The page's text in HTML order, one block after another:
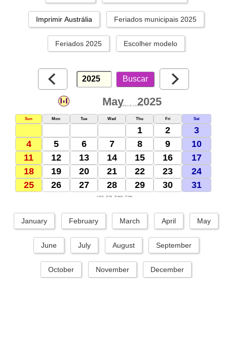
Imprimir Austrália Feriados municipais 2025
Feriados 2025 Escolher modelo
May 2025
webcid.com.br
Sun Mon Tue Wed Thu Fri Sat
1 2
3
4
5 6 7 8 9
10
11
12 13 14 15 16
17
18
19 20 21 22 23
24
25
26 27 28 29 30 31
4: 1st Q. 12: Full 20: 3nd Q. 27: New
January February March April May
June July August September
October November December